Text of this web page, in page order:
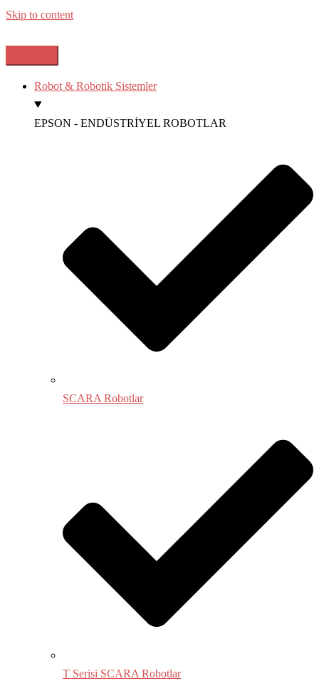
Skip to content
Robot & Robotik Sistemler
EPSON - ENDÜSTRİYEL ROBOTLAR
SCARA Robotlar
T Serisi SCARA Robotlar